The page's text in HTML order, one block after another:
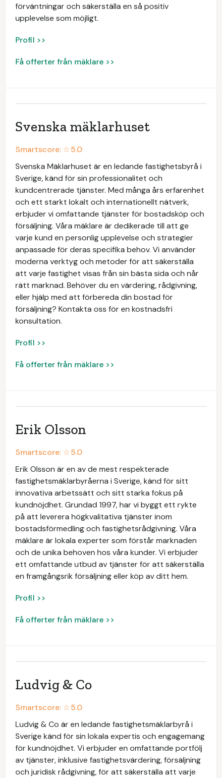
förväntningar och säkerställa en så positiv
upplevelse som möjligt.
Profil >>
Få offerter från mäklare >>
Svenska mäklarhuset
Smartscore: ☆5.0
Svenska Mäklarhuset är en ledande fastighetsbyrå i
Sverige, känd för sin professionalitet och
kundcentrerade tjänster. Med många års erfarenhet
och ett starkt lokalt och internationellt nätverk,
erbjuder vi omfattande tjänster för bostadsköp och
försäljning. Våra mäklare är dedikerade till att ge
varje kund en personlig upplevelse och strategier
anpassade för deras specifika behov. Vi använder
moderna verktyg och metoder för att säkerställa
att varje fastighet visas från sin bästa sida och når
rätt marknad. Behöver du en värdering, rådgivning,
eller hjälp med att förbereda din bostad för
försäljning? Kontakta oss för en kostnadsfri
konsultation.
Profil >>
Få offerter från mäklare >>
Erik Olsson
Smartscore: ☆5.0
Erik Olsson är en av de mest respekterade
fastighetsmäklarbyråerna i Sverige, känd för sitt
innovativa arbetssätt och sitt starka fokus på
kundnöjdhet. Grundad 1997, har vi byggt ett rykte
på att leverera högkvalitativa tjänster inom
bostadsförmedling och fastighetsrådgivning. Våra
mäklare är lokala experter som förstår marknaden
och de unika behoven hos våra kunder. Vi erbjuder
ett omfattande utbud av tjänster för att säkerställa
en framgångsrik försäljning eller köp av ditt hem.
Profil >>
Få offerter från mäklare >>
Ludvig & Co
Smartscore: ☆5.0
Ludvig & Co är en ledande fastighetsmäklarbyrå i
Sverige känd för sin lokala expertis och engagemang
för kundnöjdhet. Vi erbjuder en omfattande portfölj
av tjänster, inklusive fastighetsvärdering, försäljning
och juridisk rådgivning, för att säkerställa att varje